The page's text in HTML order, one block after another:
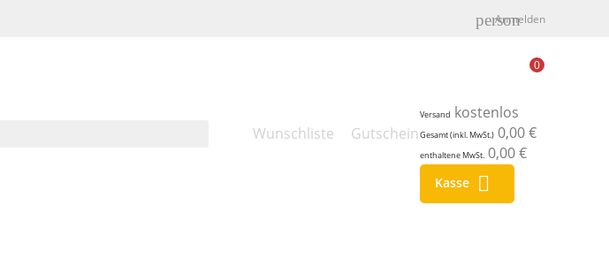
person
Anmelden
Wunschliste Gutschein
0
Versand kostenlos
Gesamt (inkl. MwSt.) 0,00 €
enthaltene MwSt. 0,00 €
Kasse 